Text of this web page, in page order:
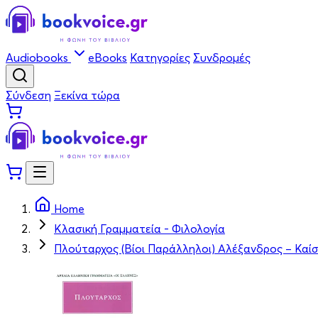
Audiobooks eBooks Κατηγορίες Συνδρομές
Σύνδεση Ξεκίνα τώρα
Home
Κλασική Γραμματεία - Φιλολογία
Πλούταρχος (Βίοι Παράλληλοι) Αλέξανδρος –